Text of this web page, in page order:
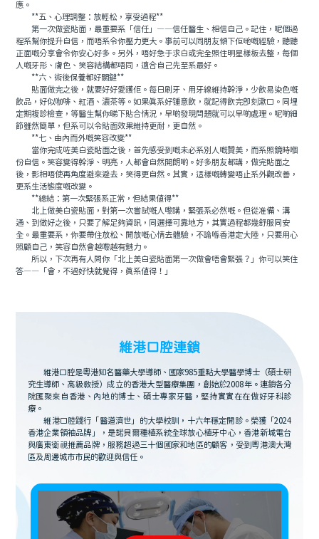
應。
**五、心理調整：放輕松，享受過程**
第一次做瓷貼面，最重要系「信任」——信任醫生、相信自己。記住，呢個過
程系幫你提升自信，而唔系令你壓力更大。事前可以同朋友傾下佢哋嘅經驗，聽聽
正面嘅分享會令你安心好多。另外，唔好急于求白或完全照住明星樣板去整，每個
人嘅牙形、膚色、笑容結構都唔同，適合自己先至系最好。
**六、術後保養都好關鍵**
貼面做完之後，就要好好愛護佢。每日刷牙、用牙線維持幹淨，少飲易染色嘅
飲品，好似咖啡、紅酒、濃茶等。如果真系好锺意飲，就記得飲完即刻漱口。同埋
定期複診檢查，等醫生幫你睇下貼合情況，早啲發現問題就可以早啲處理。呢啲細
節雖然簡單，但系可以令貼面效果維持更耐，更自然。
**七、由內而外嘅笑容改變**
當你完成咗美白瓷貼面之後，首先感受到嘅未必系別人嘅贊美，而系照鏡時嗰
份自信。笑容變得幹淨、明亮，人都會自然開朗啲。好多朋友都講，做完貼面之
後，影相唔使再角度避來避去，笑得更自然。其實，這樣嘅轉變唔止系外觀改善，
更系生活態度嘅改變。
**總結：第一次緊張系正常，但結果值得**
北上做美白瓷貼面，對第一次嘗試嘅人嚟講，緊張系必然嘅。但從准備、溝
通、到做好之後，只要了解足夠資訊，同選擇可靠地方，其實過程都幾舒服同安
全。最重要系，你要帶住放松、開放嘅心情去體驗，不論喺香港定大陸，只要用心
照顧自己，笑容自然會越嚟越有魅力。
所以，下次再有人問你「北上美白瓷貼面第一次做會唔會緊張？」你可以笑住
答——「會，不過好快就覺得，真系值得！」
維港口腔連鎖
維港口腔是粵港知名醫藥大學導師、國家985重點大學醫學博士（碩士研
究生導師、高級教授）成立的香港大型醫療集團，創始於2008年。連鎖各分
院匯聚來自香港、內地的博士、碩士專家牙醫，堅持實實在在做好牙科診
療。
維港口腔踐行「醫道濟世」的大學校訓，十六年穩定開診。榮獲「2024
香港企業領袖品牌」，是諾貝爾種植系統全球放心植牙中心，香港新城電台
與廣東衛視推薦品牌，服務超過三十個國家和地區的顧客，受到粵港澳大灣
區及周邊城市市民的歡迎與信任。